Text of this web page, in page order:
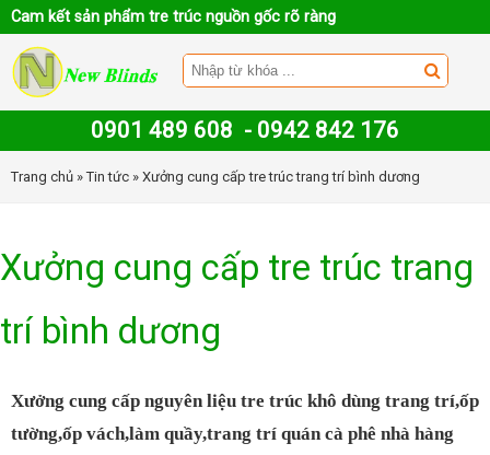
Cam kết sản phẩm tre trúc nguồn gốc rõ ràng
0901 489 608 - 0942 842 176
Trang chủ »Tin tức » Xưởng cung cấp tre trúc trang trí bình dương
Xưởng cung cấp tre trúc trang
trí bình dương
Xưởng cung cấp nguyên liệu tre trúc khô dùng trang trí,ốp
tường,ốp vách,làm quầy,trang trí quán cà phê nhà hàng